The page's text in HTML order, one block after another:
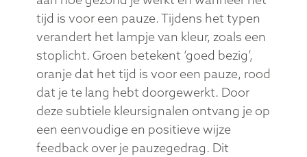
tijd is voor een pauze. Tijdens het typen
verandert het lampje van kleur, zoals een
stoplicht. Groen betekent ‘goed bezig’,
oranje dat het tijd is voor een pauze, rood
dat je te lang hebt doorgewerkt. Door
deze subtiele kleursignalen ontvang je op
een eenvoudige en positieve wijze
feedback over je pauzegedrag. Dit